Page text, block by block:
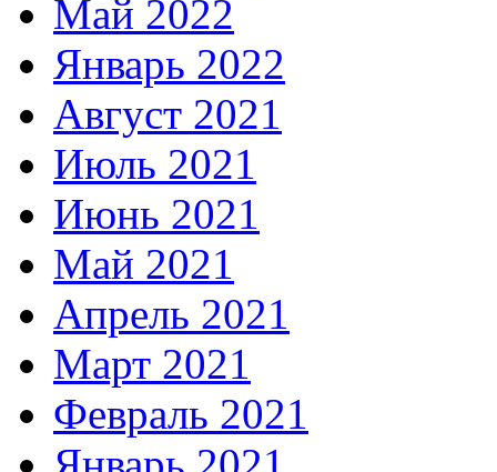
Май 2022
Январь 2022
Август 2021
Июль 2021
Июнь 2021
Май 2021
Апрель 2021
Март 2021
Февраль 2021